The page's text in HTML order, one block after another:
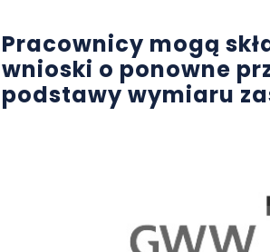
Pracownicy mogą
wnioski o ponowne
podstawy wymiaru